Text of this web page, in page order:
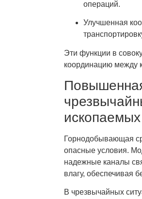
операций.
Улучшенная
Эти функции в
координацию между
ископаемых
Горнодобывающая
опасные условия.
надежные каналы
влагу, обеспечивая
В чрезвычайных